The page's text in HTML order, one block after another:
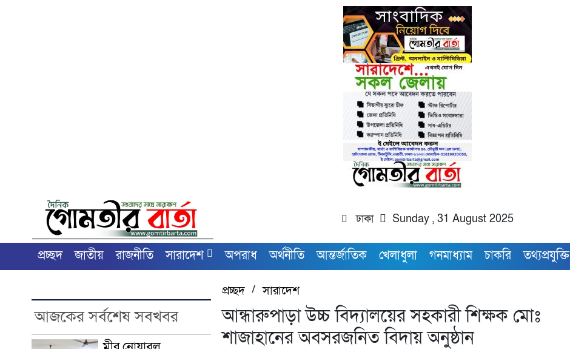
ঢাকা Sunday , 31 August 2025
প্রচ্ছদ জাতীয় রাজনীতি সারাদেশ অপরাধ অর্থনীতি আন্তর্জাতিক খেলাধুলা গনমাধ্যাম চাকরি তথ্যপ্রযুক্তি
আজকের সর্বশেষ সবখবর
প্রচ্ছদ/সারাদেশ
আন্ধারুপাড়া উচ্চ বিদ্যালয়ের সহকারী শিক্ষক মোঃ
শাজাহানের অবসরজনিত বিদায় অনুষ্ঠান